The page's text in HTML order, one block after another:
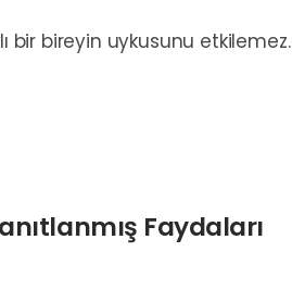
bir bireyin uykusunu etkilemez.
Faydaları